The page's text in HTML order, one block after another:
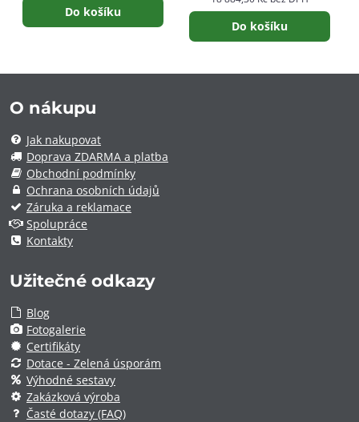
Do košíku
Do košíku
O nákupu
Jak nakupovat
Doprava ZDARMA a platba
Obchodní podmínky
Ochrana osobních údajů
Záruka a reklamace
Spolupráce
Kontakty
Užitečné odkazy
Blog
Fotogalerie
Certifikáty
Dotace - Zelená úsporám
Výhodné sestavy
Zakázková výroba
Časté dotazy (FAQ)